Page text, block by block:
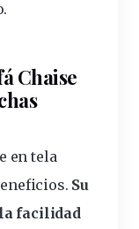
Chaise
en tela
Su
facilidad